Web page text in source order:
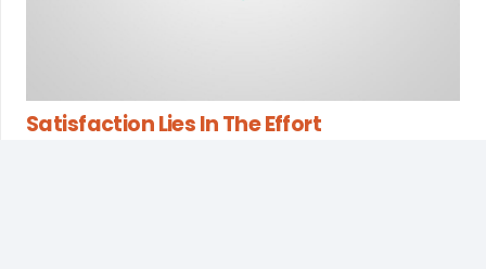
Satisfaction Lies In The Effort